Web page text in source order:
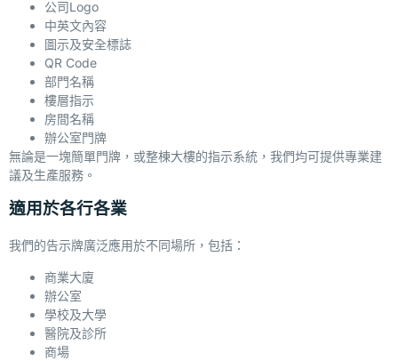
公司Logo
中英文內容
圖示及安全標誌
QR Code
部門名稱
樓層指示
房間名稱
辦公室門牌
無論是一塊簡單門牌，或整棟大樓的指示系統，我們均可提供專業建
議及生產服務。
適用於各行各業
我們的告示牌廣泛應用於不同場所，包括：
商業大廈
辦公室
學校及大學
醫院及診所
商場